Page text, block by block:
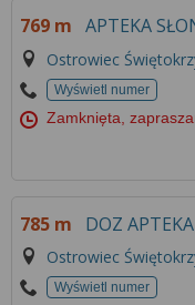
769 m APTEKA
Ostrowiec
Wyświetl numer
Zamknięta,
785 m DOZ
Ostrowiec
Wyświetl numer